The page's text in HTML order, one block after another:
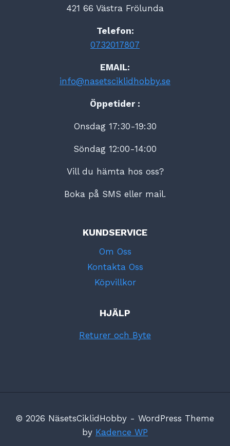
421 66 Västra Frölunda
Telefon:
0732017807
EMAIL:
info@nasetsciklidhobby.se
Öppetider :
Onsdag 17:30-19:30
Söndag 12:00-14:00
Vill du hämta hos oss?
Boka på SMS eller mail.
KUNDSERVICE
Om Oss
Kontakta Oss
Köpvillkor
HJÄLP
Returer och Byte
© 2026 NäsetsCiklidHobby - WordPress Theme
by Kadence WP